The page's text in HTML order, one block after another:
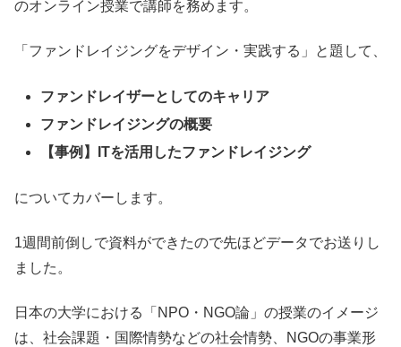
のオンライン授業で講師を務めます。
「ファンドレイジングをデザイン・実践する」と題して、
ファンドレイザーとしてのキャリア
ファンドレイジングの概要
【事例】ITを活用したファンドレイジング
についてカバーします。
1週間前倒しで資料ができたので先ほどデータでお送りし
ました。
日本の大学における「NPO・NGO論」の授業のイメージ
は、社会課題・国際情勢などの社会情勢、NGOの事業形